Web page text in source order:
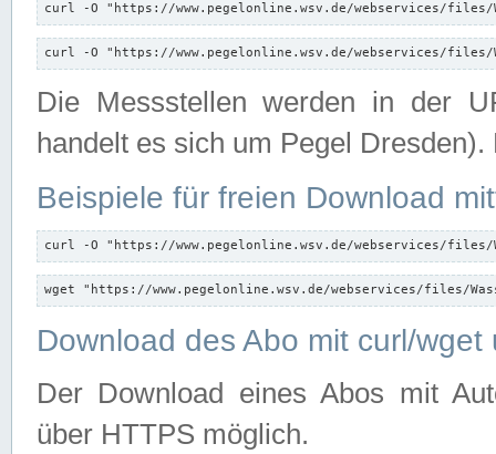
curl -O "https://www.pegelonline.wsv.de/webservices/files/
curl -O "https://www.pegelonline.wsv.de/webservices/files/
Die Messstellen werden in der
handelt es sich um Pegel
Beispiele für freien Download
curl -O "https://www.pegelonline.wsv.de/webservices/files/
wget "https://www.pegelonline.wsv.de/webservices/files/
Download des Abo mit curl/
Der Download eines Abos mit
über HTTPS möglich.